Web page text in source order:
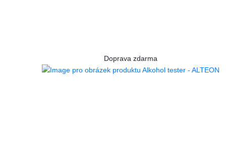
Doprava zdarma